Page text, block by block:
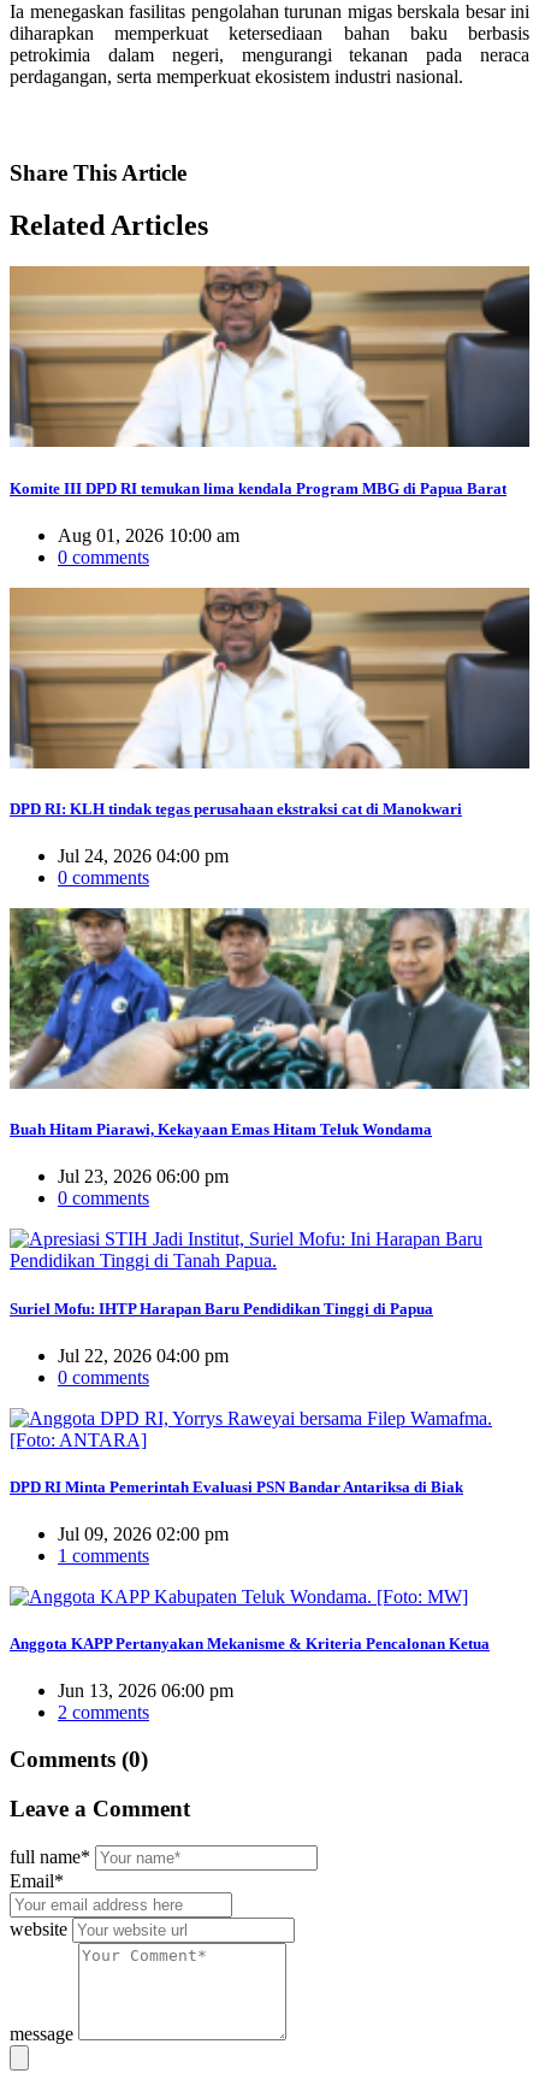
Ia menegaskan fasilitas pengolahan turunan migas berskala besar ini
diharapkan memperkuat ketersediaan bahan baku berbasis
petrokimia dalam negeri, mengurangi tekanan pada neraca
perdagangan, serta memperkuat ekosistem industri nasional.
Share This Article
RelatedArticles
Komite III DPD RI temukan lima kendala Program MBG di Papua Barat
Aug 01, 2026 10:00 am
0 comments
DPD RI: KLH tindak tegas perusahaan ekstraksi cat di Manokwari
Jul 24, 2026 04:00 pm
0 comments
Buah Hitam Piarawi, Kekayaan Emas Hitam Teluk Wondama
Jul 23, 2026 06:00 pm
0 comments
Suriel Mofu: IHTP Harapan Baru Pendidikan Tinggi di Papua
Jul 22, 2026 04:00 pm
0 comments
DPD RI Minta Pemerintah Evaluasi PSN Bandar Antariksa di Biak
Jul 09, 2026 02:00 pm
1 comments
Anggota KAPP Pertanyakan Mekanisme & Kriteria Pencalonan Ketua
Jun 13, 2026 06:00 pm
2 comments
Comments (0)
Leave a Comment
full name*
Email*
website
message